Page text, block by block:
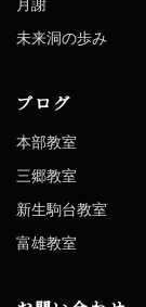
月謝
未来洞の歩み
ブログ
本部教室
三郷教室
新生駒台教室
富雄教室